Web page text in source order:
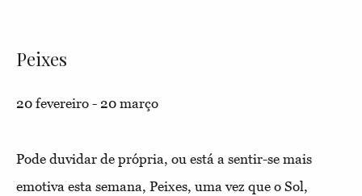
Peixes
20 fevereiro - 20 março
Pode duvidar de própria, ou está a sentir-se mais
emotiva esta semana, Peixes, uma vez que o Sol,